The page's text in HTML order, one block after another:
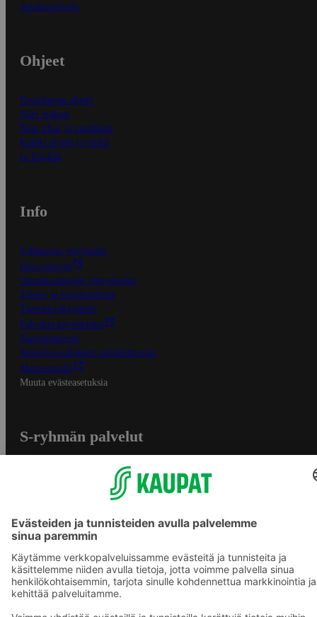
Asiakaspalvelu
Ohjeet
Ensitilaajan ohjeet
Näin maksat
Näin tilaat ja muokkaat
Kaikki ohjeet ja vinkit
In English
Info
S-Business yrityksille
Oiva-raportit
Osuuskauppojen yhteystiedot
Tilaus- ja toimitusehdot
Tietosuojakäytäntö
Palvelun käyttöehdot
Saavutettavuus
Mobiilisovelluksen saavutettavuus
Mainostajalle
Muuta evästeasetuksia
S-ryhmän palvelut
S-ostoslista -sovellus
Prisma.fi
Sokos.fi
S-Pankki
Yhteishyvä
Sokos Hotels